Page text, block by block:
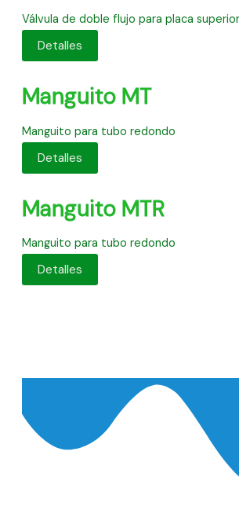
Válvula de doble flujo para placa superior
Detalles
Manguito MT
Manguito para tubo redondo
Detalles
Manguito MTR
Manguito para tubo redondo
Detalles